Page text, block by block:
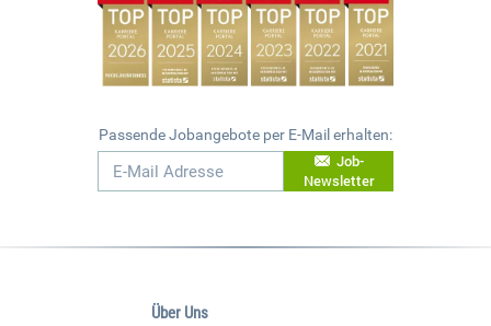
Passende Jobangebote per E-Mail erhalten:
Job-
Newsletter
Über Uns